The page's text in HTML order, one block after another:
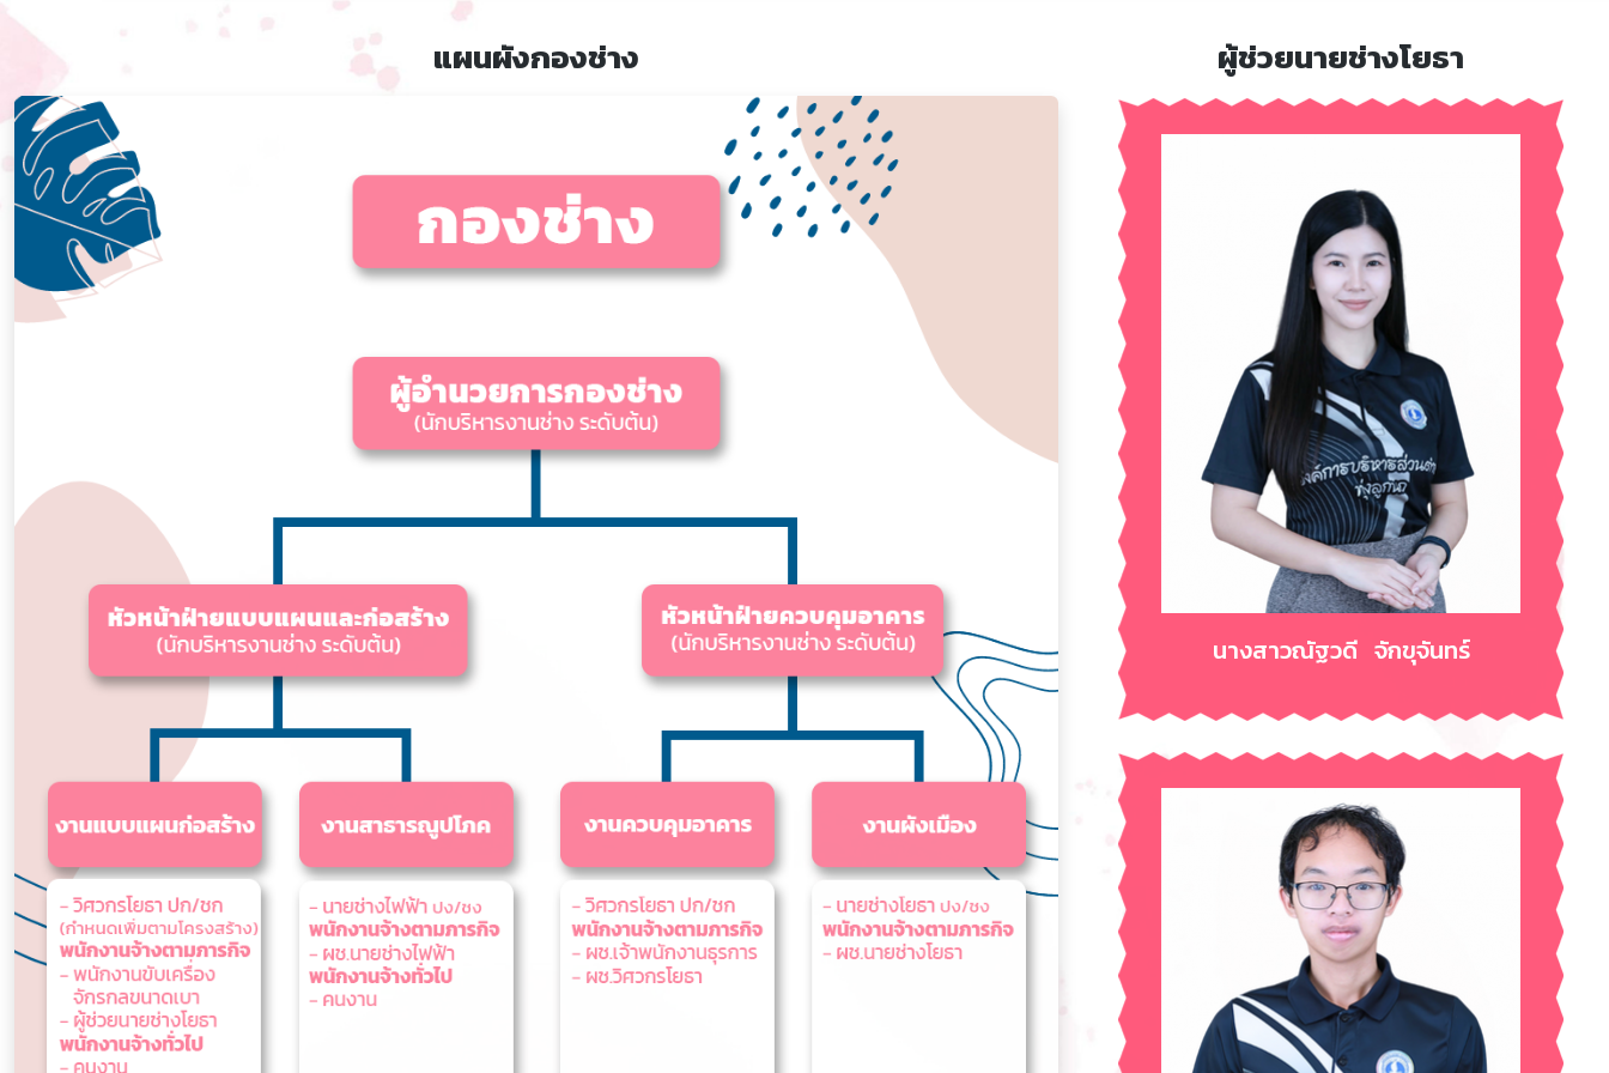
แผนผังกองช่าง ผู้ช่วยนายช่างโยธา
นางสาวณัฐวดี จักขุจันทร์